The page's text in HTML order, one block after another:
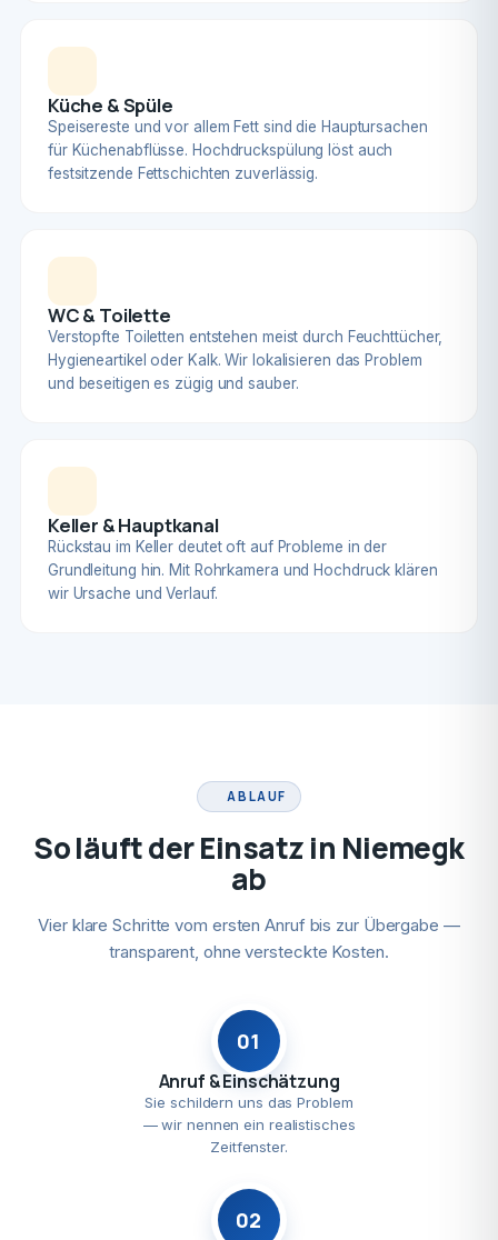
Küche & Spüle
Speisereste und vor allem Fett sind die Hauptursachen
für Küchenabflüsse. Hochdruckspülung löst auch
festsitzende Fettschichten zuverlässig.
WC & Toilette
Verstopfte Toiletten entstehen meist durch Feuchttücher,
Hygieneartikel oder Kalk. Wir lokalisieren das Problem
und beseitigen es zügig und sauber.
Keller & Hauptkanal
Rückstau im Keller deutet oft auf Probleme in der
Grundleitung hin. Mit Rohrkamera und Hochdruck klären
wir Ursache und Verlauf.
ABLAUF
So läuft der Einsatz in Niemegk
ab
Vier klare Schritte vom ersten Anruf bis zur Übergabe —
transparent, ohne versteckte Kosten.
01
Anruf & Einschätzung
Sie schildern uns das Problem
— wir nennen ein realistisches
Zeitfenster.
02